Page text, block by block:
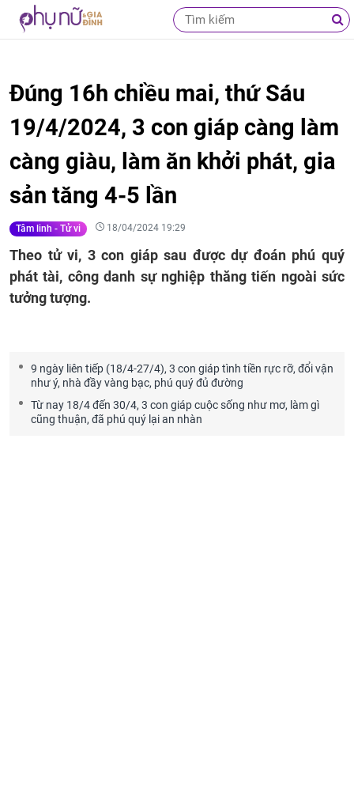
Đúng 16h chiều mai, thứ Sáu
19/4/2024, 3 con giáp càng làm
càng giàu, làm ăn khởi phát, gia
sản tăng 4-5 lần
Tâm linh - Tử vi 18/04/2024 19:29
Theo tử vi, 3 con giáp sau được dự đoán phú quý
phát tài, công danh sự nghiệp thăng tiến ngoài sức
tưởng tượng.
9 ngày liên tiếp (18/4-27/4), 3 con giáp tình tiền rực rỡ, đổi vận
như ý, nhà đầy vàng bạc, phú quý đủ đường
Từ nay 18/4 đến 30/4, 3 con giáp cuộc sống như mơ, làm gì
cũng thuận, đã phú quý lại an nhàn